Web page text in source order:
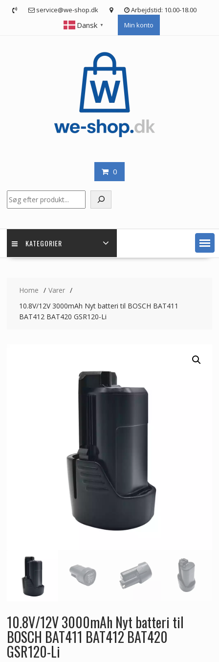
service@we-shop.dk Arbejdstid: 10.00-18.00
Dansk ▼ Min konto
0
KATEGORIER
Home
Varer
10.8V/12V 3000mAh Nyt batteri til BOSCH BAT411
BAT412 BAT420 GSR120-Li
10.8V/12V 3000mAh Nyt batteri til
BOSCH BAT411 BAT412 BAT420
GSR120-Li